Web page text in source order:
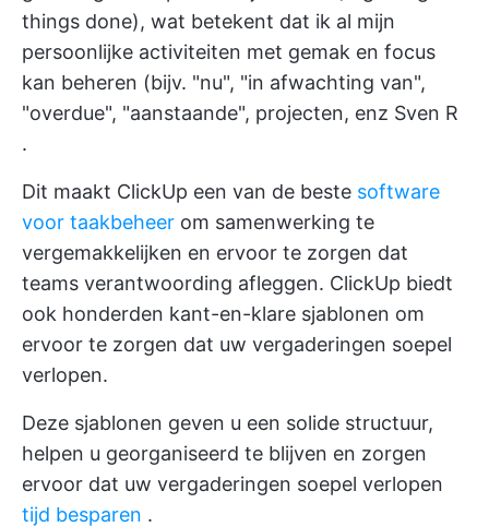
things done), wat betekent dat ik al mijn
persoonlijke activiteiten met gemak en focus
kan beheren (bijv. "nu", "in afwachting van",
"overdue", "aanstaande", projecten, enz Sven R
.
Dit maakt ClickUp een van de beste software
voor taakbeheer om samenwerking te
vergemakkelijken en ervoor te zorgen dat
teams verantwoording afleggen. ClickUp biedt
ook honderden kant-en-klare sjablonen om
ervoor te zorgen dat uw vergaderingen soepel
verlopen.
Deze sjablonen geven u een solide structuur,
helpen u georganiseerd te blijven en zorgen
ervoor dat uw vergaderingen soepel verlopen
tijd besparen .